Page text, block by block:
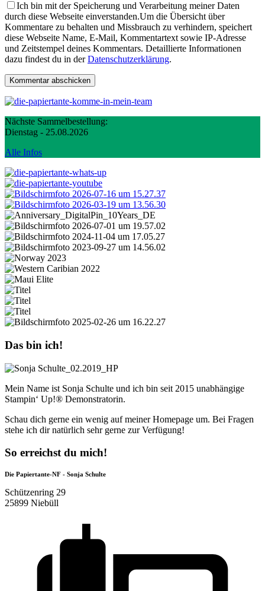
Ich bin mit der Speicherung und Verarbeitung meiner Daten
durch diese Webseite einverstanden.Um die Übersicht über
Kommentare zu behalten und Missbrauch zu verhindern, speichert
diese Webseite Name, E-Mail, Kommentartext sowie IP-Adresse
und Zeitstempel deines Kommentars. Detaillierte Informationen
dazu findest du in derDatenschutzerklärung.
Nächste Sammelbestellung:
Dienstag - 25.08.2026
Alle Infos
Das bin ich!
Mein Name ist Sonja Schulte und ich bin seit 2015 unabhängige
Stampin‘ Up!® Demonstratorin.
Schau dich gerne ein wenig auf meiner Homepage um. Bei Fragen
stehe ich dir natürlich sehr gerne zur Verfügung!
So erreichst du mich!
Die Papiertante-NF - Sonja Schulte
Schützenring 29
25899 Niebüll